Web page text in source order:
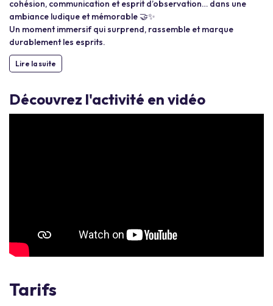
cohésion, communication et esprit d’observation… dans une
ambiance ludique et mémorable 🤝✨
Un moment immersif qui surprend, rassemble et marque
durablement les esprits.
Lire la suite
Découvrez l'activité en vidéo
Tarifs